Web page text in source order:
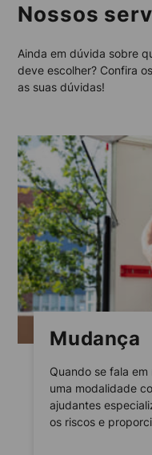
Nossos
Ainda em dúvida sobre
deve escolher? Confira
as suas dúvidas!
Mudança
Quando se fala
uma modalidade
ajudantes
os riscos e